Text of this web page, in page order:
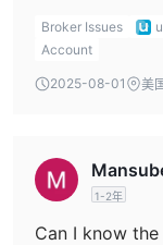
multiple asset
stocks directly,
Broker Issues
Account
2025-08-01 美
1-2年
Can I know